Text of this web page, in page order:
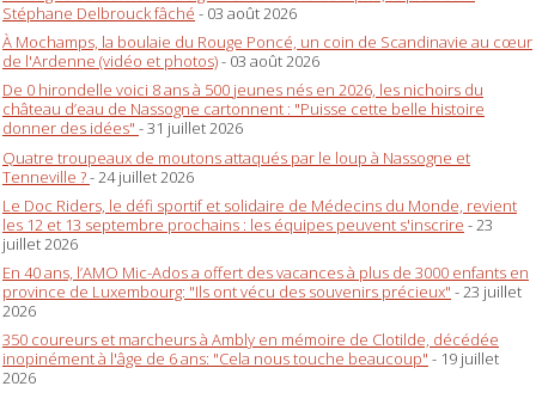
Stéphane Delbrouck fâché - 03 août 2026
À Mochamps, la boulaie du Rouge Poncé, un coin de Scandinavie au cœur
de l'Ardenne (vidéo et photos)- 03 août 2026
De 0 hirondelle voici 8 ans à 500 jeunes nés en 2026, les nichoirs du
château d’eau de Nassogne cartonnent : "Puisse cette belle histoire
donner des idées" - 31 juillet 2026
Quatre troupeaux de moutons attaqués par le loup à Nassogne et
Tenneville ?- 24 juillet 2026
Le Doc Riders, le défi sportif et solidaire de Médecins du Monde, revient
les 12 et 13 septembre prochains : les équipes peuvent s'inscrire - 23
juillet 2026
En 40 ans, l’AMO Mic-Ados a offert des vacances à plus de 3000 enfants en
province de Luxembourg: "Ils ont vécu des souvenirs précieux" - 23 juillet
2026
350 coureurs et marcheurs à Ambly en mémoire de Clotilde, décédée
inopinément à l'âge de 6 ans: "Cela nous touche beaucoup" - 19 juillet
2026